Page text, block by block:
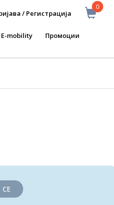
0
/ Регистрација
E-mobility
Промоции
СЕ